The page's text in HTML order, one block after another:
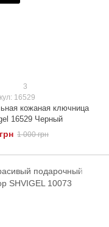
3
16529
кожаная ключница
16529 Черный
1 000 грн